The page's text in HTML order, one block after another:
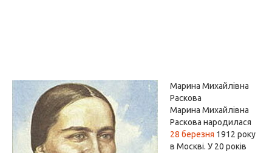
Марина Михайлівна
Раскова
Марина Михайлівна
Раскова народилася
28 березня 1912 року
в Москві. У 20 років